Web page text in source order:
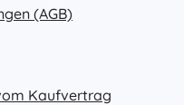
(AGB)
Kaufvertrag